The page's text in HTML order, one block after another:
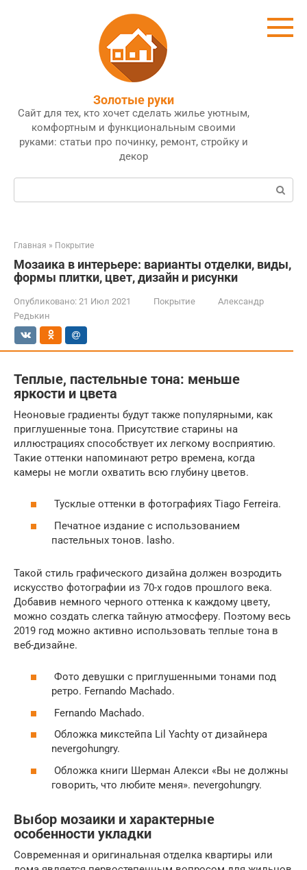
Золотые руки
Сайт для тех, кто хочет сделать жилье уютным,
комфортным и функциональным своими
руками: статьи про починку, ремонт, стройку и
декор
Поиск:
Главная » Покрытие
Мозаика в интерьере: варианты отделки, виды,
формы плитки, цвет, дизайн и рисунки
Опубликовано: 21 Июл 2021 Покрытие
Александр
Редькин
Теплые, пастельные тона: меньше
яркости и цвета
Неоновые градиенты будут также популярными, как
приглушенные тона. Присутствие старины на
иллюстрациях способствует их легкому восприятию.
Такие оттенки напоминают ретро времена, когда
камеры не могли охватить всю глубину цветов.
Тусклые оттенки в фотографиях Tiago Ferreira.
Печатное издание с использованием
пастельных тонов. lasho.
Такой стиль графического дизайна должен возродить
искусство фотографии из 70-х годов прошлого века.
Добавив немного черного оттенка к каждому цвету,
можно создать слегка тайную атмосферу. Поэтому весь
2019 год можно активно использовать теплые тона в
веб-дизайне.
Фото девушки с приглушенными тонами под
ретро. Fernando Machado.
Fernando Machado.
Обложка микстейпа Lil Yachty от дизайнера
nevergohungry.
Обложка книги Шерман Алекси «Вы не должны
говорить, что любите меня». nevergohungry.
Выбор мозаики и характерные
особенности укладки
Современная и оригинальная отделка квартиры или